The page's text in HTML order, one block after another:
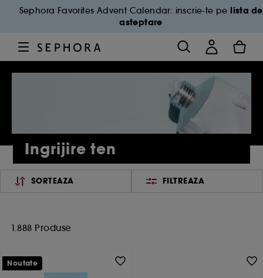
Sephora Favorites Advent Calendar: inscrie-te pe lista de
asteptare
Ingrijire ten
SORTEAZA FILTREAZA
1.888 Produse
Noutate